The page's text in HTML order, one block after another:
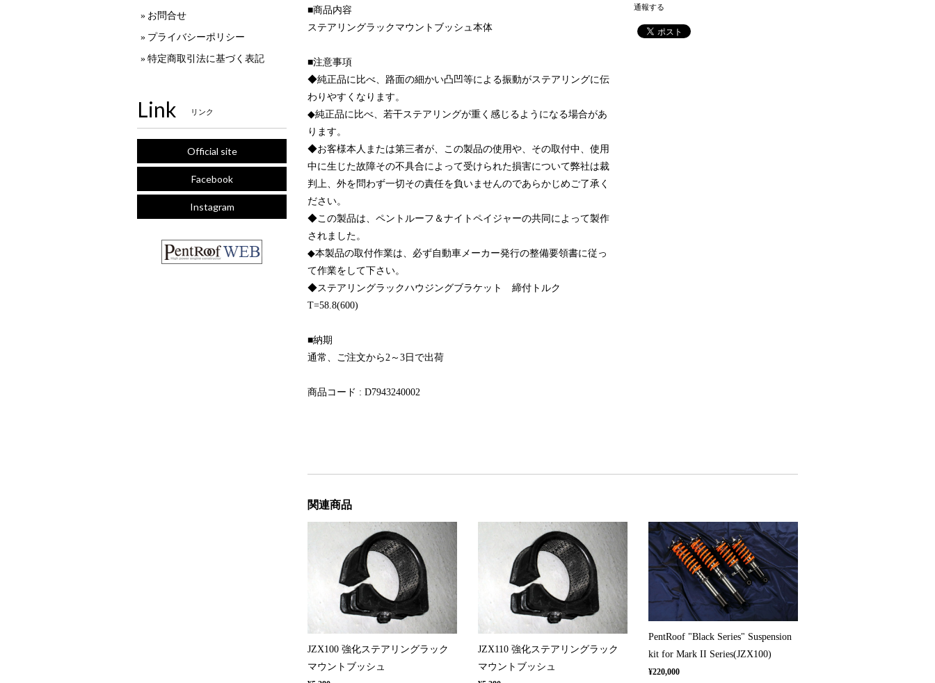
■商品内容
ステアリングラックマウントブッシュ本体
■注意事項
◆純正品に比べ、路面の細かい凸凹等による振動がステアリングに伝
わりやすくなります。
◆純正品に比べ、若干ステアリングが重く感じるようになる場合があ
ります。
◆お客様本人または第三者が、この製品の使用や、その取付中、使用
中に生じた故障その不具合によって受けられた損害について弊社は裁
判上、外を問わず一切その責任を負いませんのであらかじめご了承く
ださい。
◆この製品は、ペントルーフ＆ナイトペイジャーの共同によって製作
されました。
◆本製品の取付作業は、必ず自動車メーカー発行の整備要領書に従っ
て作業をして下さい。
◆ステアリングラックハウジングブラケット 締付トルク
T=58.8(600)
■納期
通常、ご注文から2～3日で出荷
商品コード : D7943240002
通報する
関連商品
JZX100 強化ステアリングラック
マウントブッシュ
JZX110 強化ステアリングラック
マウントブッシュ
PentRoof "Black Series" Suspension
kit for Mark II Series(JZX100)
¥220,000
お問合せ
プライバシーポリシー
特定商取引法に基づく表記
Link リンク
Official site
Facebook
Instagram